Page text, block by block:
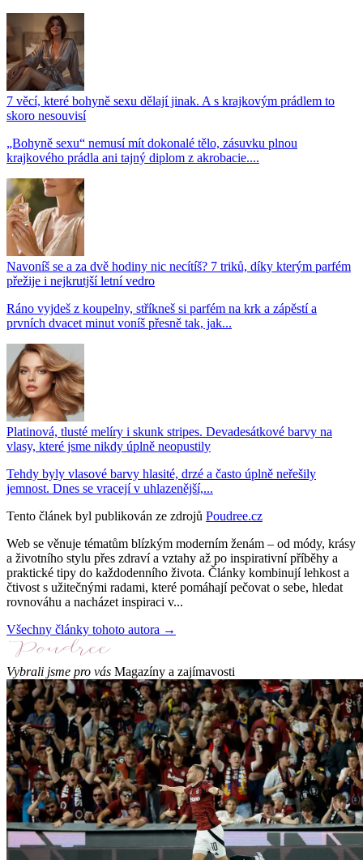
7 věcí, které bohyně sexu dělají jinak. A s krajkovým prádlem to
skoro nesouvisí
„Bohyně sexu“ nemusí mít dokonalé tělo, zásuvku plnou
krajkového prádla ani tajný diplom z akrobacie....
Navoníš se a za dvě hodiny nic necítíš? 7 triků, díky kterým parfém
přežije i nejkrutjší letní vedro
Ráno vyjdeš z koupelny, stříkneš si parfém na krk a zápěstí a
prvních dvacet minut voníš přesně tak, jak...
Platinová, tlusté melíry i skunk stripes. Devadesátkové barvy na
vlasy, které jsme nikdy úplně neopustily
Tehdy byly vlasové barvy hlasité, drzé a často úplně neřešily
jemnost. Dnes se vracejí v uhlazenější,...
Tento článek byl publikován ze zdrojů Poudree.cz
Web se věnuje tématům blízkým moderním ženám – od módy, krásy
a životního stylu přes zdraví a vztahy až po inspirativní příběhy a
praktické tipy do každodenního života. Články kombinují lehkost a
čtivost s užitečnými radami, které pomáhají pečovat o sebe, hledat
rovnováhu a nacházet inspiraci v...
Všechny články tohoto autora →
Vybrali jsme pro vás Magazíny a zajímavosti